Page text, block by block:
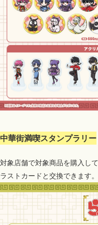
中華街満喫スタンプラリー
対象店舗で対象商品を購入し
ラストカードと交換できます。